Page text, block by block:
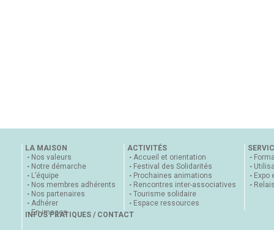
LA MAISON
Nos valeurs
Notre démarche
L’équipe
Nos membres adhérents
Nos partenaires
Adhérer
En images
ACTIVITÉS
Accueil et orientation
Festival des Solidarités
Prochaines animations
Rencontres inter-associatives
Tourisme solidaire
Espace ressources
Expo
INFOS PRATIQUES / CONTACT